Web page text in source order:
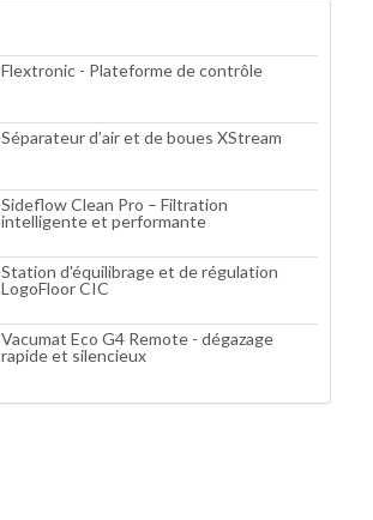
Flextronic - Plateforme de contrôle
Séparateur d’air et de boues XStream
Sideflow Clean Pro – Filtration
intelligente et performante
Station d'équilibrage et de régulation
LogoFloor CIC
Vacumat Eco G4 Remote - dégazage
rapide et silencieux